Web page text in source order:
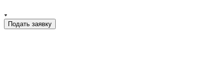
Подать заявку